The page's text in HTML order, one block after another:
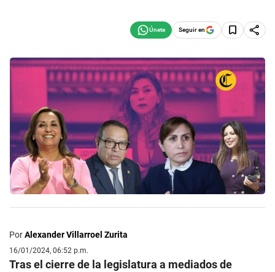
Seguir en
PorAlexander Villarroel Zurita
16/01/2024, 06:52 p.m.
Tras el cierre de la legislatura a mediados de